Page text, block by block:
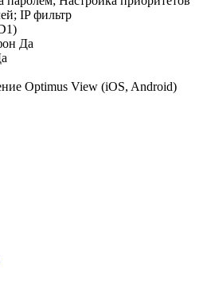
IP фильтр
Да
Optimus View (iOS, Android)